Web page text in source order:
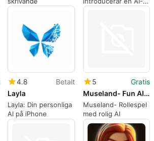
assistent kraftstation
4.8
Betalt
Layla
Layla: Din personliga
AI på iPhone
5
Gratis
Museland- Fun AI Roleplay
Museland- Rollespel
med rolig AI